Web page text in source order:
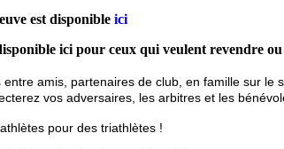
est disponible ici
ici pour ceux qui veulent revendre ou
amis, partenaires de club, en famille sur
vos adversaires, les arbitres et les
pour des triathlètes !